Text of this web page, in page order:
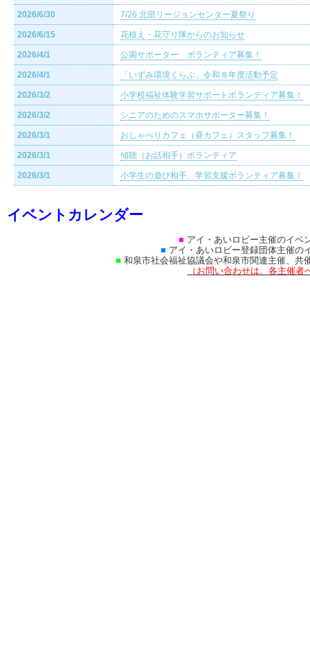
2026/6/30 7/26 北部リージョンセンター夏祭り
2026/6/15 花植え・花守り隊からのお知らせ
2026/4/1 公園サポーター ボランティア募集！
2026/4/1 「いずみ環境くらぶ」令和８年度活動予定
2026/3/2 小学校福祉体験学習サポートボランティア募集！
2026/3/2 シニアのためのスマホサポーター募集！
2026/3/1 おしゃべりカフェ（昼カフェ）スタッフ募集！
2026/3/1 傾聴（お話相手）ボランティア
2026/3/1 小学生の遊び相手、学習支援ボランティア募集！
イベントカレンダー
■ アイ・あいロビー主催のイベ
■ アイ・あいロビー登録団体主催の
■ 和泉市社会福祉協議会や和泉市関連主催、共
（お問い合わせは、各主催者